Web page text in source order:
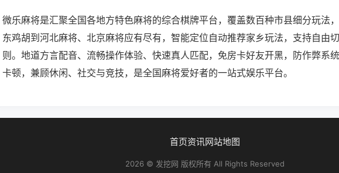
微乐麻将是汇聚全国各地方特色麻将的综合棋牌平台，覆盖数百种市县细分玩法
东鸡胡到河北麻将、北京麻将应有尽有，智能定位自动推荐家乡玩法，支持自由
则。地道方言配音、流畅操作体验、快速真人匹配，免房卡好友开黑，防作弊系
卡顿，兼顾休闲、社交与竞技，是全国麻将爱好者的一站式娱乐平台。
首页资讯网站地图
2026 © 发挖网 版权所有 All Rights Reserved